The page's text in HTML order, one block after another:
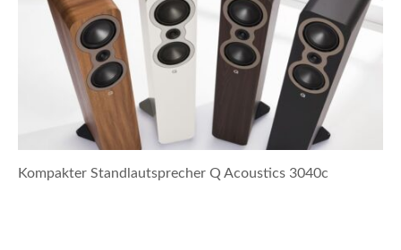
Kompakter Standlautsprecher Q Acoustics 3040c